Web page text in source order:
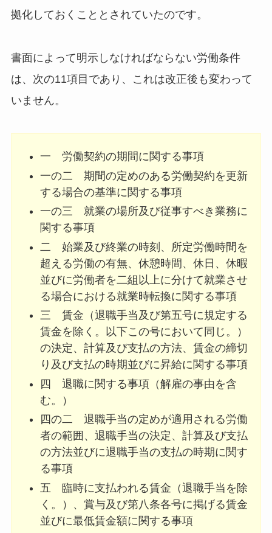
拠化しておくこととされていたのです。
書面によって明示しなければならない労働条件
は、次の11項目であり、これは改正後も変わって
いません。
一 労働契約の期間に関する事項
一の二 期間の定めのある労働契約を更新
する場合の基準に関する事項
一の三 就業の場所及び従事すべき業務に
関する事項
二 始業及び終業の時刻、所定労働時間を
超える労働の有無、休憩時間、休日、休暇
並びに労働者を二組以上に分けて就業させ
る場合における就業時転換に関する事項
三 賃金（退職手当及び第五号に規定する
賃金を除く。以下この号において同じ。）
の決定、計算及び支払の方法、賃金の締切
り及び支払の時期並びに昇給に関する事項
四 退職に関する事項（解雇の事由を含
む。）
四の二 退職手当の定めが適用される労働
者の範囲、退職手当の決定、計算及び支払
の方法並びに退職手当の支払の時期に関す
る事項
五 臨時に支払われる賃金（退職手当を除
く。）、賞与及び第八条各号に掲げる賃金
並びに最低賃金額に関する事項